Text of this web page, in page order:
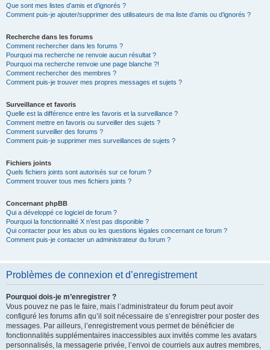
Que sont mes listes d’amis et d’ignorés ?
Comment puis-je ajouter/supprimer des utilisateurs de ma liste d’amis ou d’ignorés ?
Recherche dans les forums
Comment rechercher dans les forums ?
Pourquoi ma recherche ne renvoie aucun résultat ?
Pourquoi ma recherche renvoie une page blanche ?!
Comment rechercher des membres ?
Comment puis-je trouver mes propres messages et sujets ?
Surveillance et favoris
Quelle est la différence entre les favoris et la surveillance ?
Comment mettre en favoris ou surveiller des sujets ?
Comment surveiller des forums ?
Comment puis-je supprimer mes surveillances de sujets ?
Fichiers joints
Quels fichiers joints sont autorisés sur ce forum ?
Comment trouver tous mes fichiers joints ?
Concernant phpBB
Qui a développé ce logiciel de forum ?
Pourquoi la fonctionnalité X n’est pas disponible ?
Qui contacter pour les abus ou les questions légales concernant ce forum ?
Comment puis-je contacter un administrateur du forum ?
Problèmes de connexion et d’enregistrement
Pourquoi dois-je m’enregistrer ?
Vous pouvez ne pas le faire, mais l’administrateur du forum peut avoir
configuré les forums afin qu’il soit nécessaire de s’enregistrer pour poster des
messages. Par ailleurs, l’enregistrement vous permet de bénéficier de
fonctionnalités supplémentaires inaccessibles aux invités comme les avatars
personnalisés, la messagerie privée, l’envoi de courriels aux autres membres,